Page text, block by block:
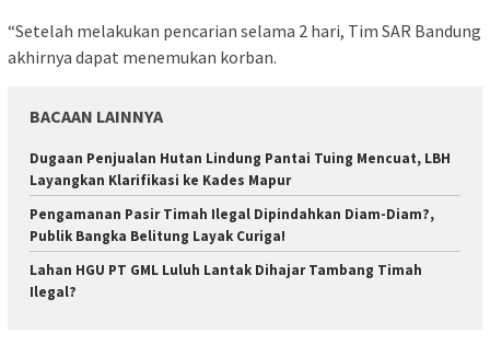
“Setelah melakukan pencarian selama 2 hari, Tim SAR Bandung
akhirnya dapat menemukan korban.
BACAAN LAINNYA
Dugaan Penjualan Hutan Lindung Pantai Tuing Mencuat, LBH
Layangkan Klarifikasi ke Kades Mapur
Pengamanan Pasir Timah Ilegal Dipindahkan Diam-Diam?,
Publik Bangka Belitung Layak Curiga!
Lahan HGU PT GML Luluh Lantak Dihajar Tambang Timah
Ilegal?